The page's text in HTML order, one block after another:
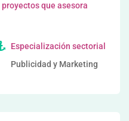
que asesora
Especialización sectorial
Publicidad y Marketing